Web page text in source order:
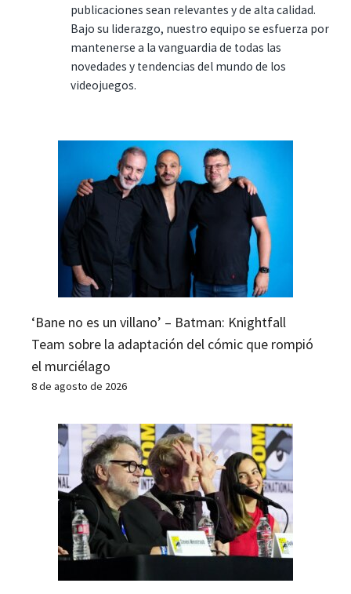
publicaciones sean relevantes y de alta calidad.
Bajo su liderazgo, nuestro equipo se esfuerza por
mantenerse a la vanguardia de todas las
novedades y tendencias del mundo de los
videojuegos.
‘Bane no es un villano’ – Batman: Knightfall
Team sobre la adaptación del cómic que rompió
el murciélago
8 de agosto de 2026